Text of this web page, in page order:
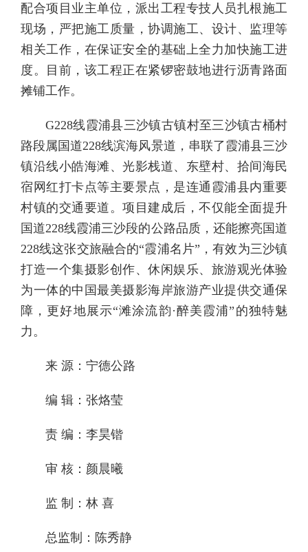
配合项目业主单位，派出工程专技人员扎根施工
现场，严把施工质量，协调施工、设计、监理等
相关工作，在保证安全的基础上全力加快施工进
度。目前，该工程正在紧锣密鼓地进行沥青路面
摊铺工作。
G228线霞浦县三沙镇古镇村至三沙镇古桶村
路段属国道228线滨海风景道，串联了霞浦县三沙
镇沿线小皓海滩、光影栈道、东壁村、拾间海民
宿网红打卡点等主要景点，是连通霞浦县内重要
村镇的交通要道。项目建成后，不仅能全面提升
国道228线霞浦三沙段的公路品质，还能擦亮国道
228线这张交旅融合的“霞浦名片”，有效为三沙镇
打造一个集摄影创作、休闲娱乐、旅游观光体验
为一体的中国最美摄影海岸旅游产业提供交通保
障，更好地展示“滩涂流韵·醉美霞浦”的独特魅
力。
来 源：宁德公路
编 辑：张烙莹
责 编：李昊锴
审 核：颜晨曦
监 制：林 喜
总监制：陈秀静